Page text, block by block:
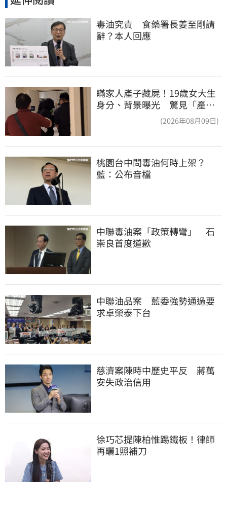
毒油究責　食藥署長姜至剛請
辭？本人回應
瞞家人產子藏屍！19歲女大生
身分、背景曝光 驚見「產檢
(2026年08月09日)
桃園台中問毒油何時上架？
藍：公布音檔
中聯毒油案「政策轉彎」　石
崇良首度道歉
中聯油品案　藍委強勢通過要
求卓榮泰下台
慈濟案陳時中歷史平反　蔣萬
安失政治信用
徐巧芯提陳柏惟踢鐵板！律師
再曬1照補刀